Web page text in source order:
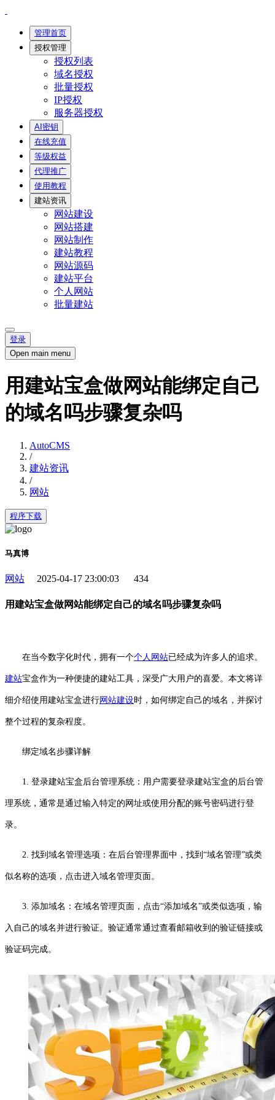
管理首页
授权管理
授权列表
域名授权
批量授权
IP授权
服务器授权
AI密钥
在线充值
等级权益
代理推广
使用教程
建站资讯
网站建设
网站搭建
网站制作
建站教程
网站源码
建站平台
个人网站
批量建站
登录
Open main menu
用建站宝盒做网站能绑定自己
的域名吗步骤复杂吗
AutoCMS
/
建站资讯
/
网站
程序下载
马真博
网站 2025-04-17 23:00:03 434
用建站宝盒做网站能绑定自己的域名吗步骤复杂吗
在当今数字化时代，拥有一个个人 网站已经成为许多人的追求。
建站宝盒作为一种便捷的建站工具，深受广大用户的喜爱。本文将详
细介绍使用建站宝盒进行网站建设时，如何绑定自己的域名，并探讨
整个过程的复杂程度。
绑定域名步骤详解
1. 登录建站宝盒后台管理系统：用户需要登录建站宝盒的后台管
理系统，通常是通过输入特定的网址或使用分配的账号密码进行登
录。
2. 找到域名管理选项：在后台管理界面中，找到“域名管理”或类
似名称的选项，点击进入域名管理页面。
3. 添加域名：在域名管理页面，点击“添加域名”或类似选项，输
入自己的域名并进行验证。验证通常通过查看邮箱收到的验证链接或
验证码完成。